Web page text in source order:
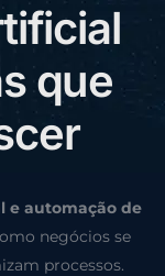
tificial
s que
cer
e automação de
negócios se
processos.